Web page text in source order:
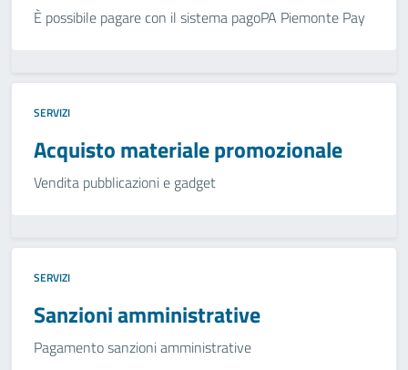
È possibile pagare con il sistema pagoPA Piemonte Pay
SERVIZI
Acquisto materiale promozionale
Vendita pubblicazioni e gadget
SERVIZI
Sanzioni amministrative
Pagamento sanzioni amministrative